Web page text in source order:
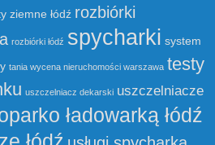
ziemne łódź rozbiórki
rozbiórki łódź spycharki system
tania wycena nieruchomości warszawa testy
uszczelniacz dekarski uszczelniacze
ładowarką łódź